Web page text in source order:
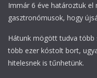
Immár 6 éve határoztuk el
gasztronómusok, hogy
Hátunk mögött tudva több
több ezer kóstolt bort,
hitelesnek is tűnhetünk.